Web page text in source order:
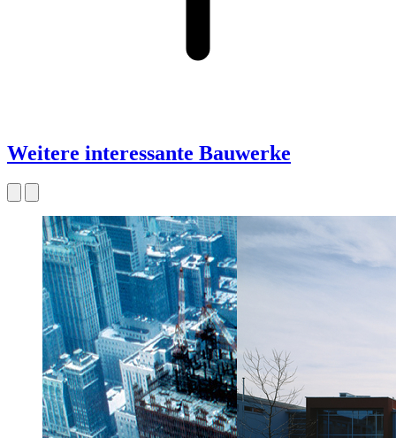
Weitere interessante Bauwerke